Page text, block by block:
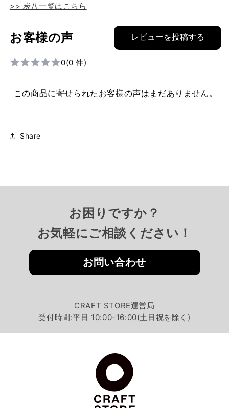
>> 炭八一覧はこちら
お客様の声 レビューを投稿する
0(0 件)
この商品に寄せられたお客様の声はまだありません。
Share
お困りですか？
お気軽にご相談ください！
お問い合わせ
CRAFT STORE運営局
受付時間:平日 10:00-16:00(土日祝を除く)